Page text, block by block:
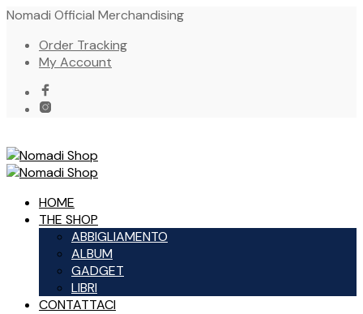
Nomadi Official Merchandising
Order Tracking
My Account
HOME
THE SHOP
ABBIGLIAMENTO
ALBUM
GADGET
LIBRI
CONTATTACI